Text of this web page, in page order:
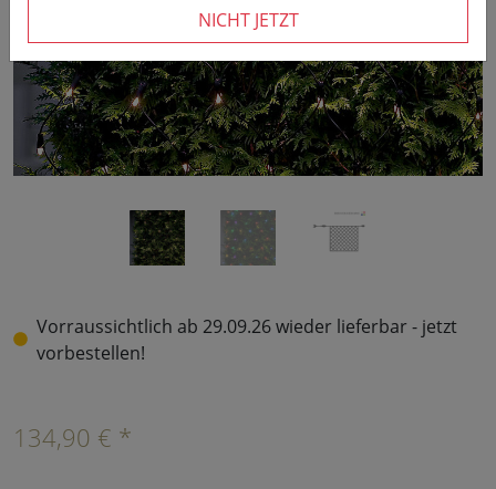
Vorraussichtlich ab 29.09.26 wieder lieferbar - jetzt
vorbestellen!
134,90 € *
NICHT JETZT